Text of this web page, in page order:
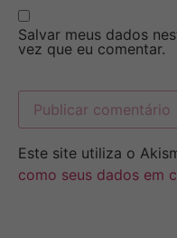
Salvar meus dados
vez que eu comentar.
Este site utiliza o
como seus dados em